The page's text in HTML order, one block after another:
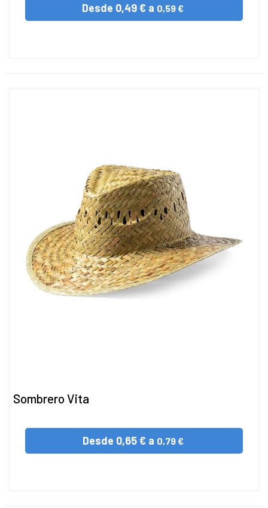
Desde 0,49 € a 0,59 €
Sombrero Vita
Desde 0,65 € a 0,79 €